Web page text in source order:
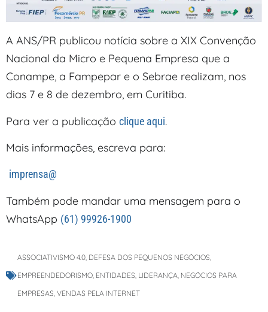
A ANS/PR publicou notícia sobre a XIX Convenção
Nacional da Micro e Pequena Empresa que a
Conampe, a Fampepar e o Sebrae realizam, nos
dias 7 e 8 de dezembro, em Curitiba.
Para ver a publicação clique aqui.
Mais informações, escreva para:
imprensa@
Também pode mandar uma mensagem para o
WhatsApp (61) 99926-1900
ASSOCIATIVISMO 4.0, DEFESA DOS PEQUENOS NEGÓCIOS,
EMPREENDEDORISMO, ENTIDADES, LIDERANÇA, NEGÓCIOS PARA
EMPRESAS, VENDAS PELA INTERNET